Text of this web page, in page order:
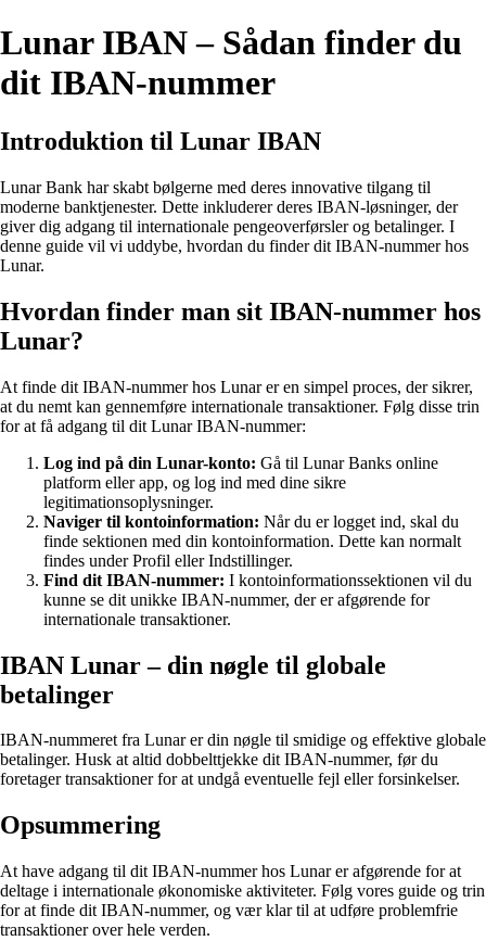
Lunar IBAN – Sådan finder du
dit IBAN-nummer
Introduktion til Lunar IBAN
Lunar Bank har skabt bølgerne med deres innovative tilgang til
moderne banktjenester. Dette inkluderer deres IBAN-løsninger, der
giver dig adgang til internationale pengeoverførsler og betalinger. I
denne guide vil vi uddybe, hvordan du finder dit IBAN-nummer hos
Lunar.
Hvordan finder man sit IBAN-nummer hos
Lunar?
At finde dit IBAN-nummer hos Lunar er en simpel proces, der sikrer,
at du nemt kan gennemføre internationale transaktioner. Følg disse trin
for at få adgang til dit Lunar IBAN-nummer:
Log ind på din Lunar-konto: Gå til Lunar Banks online
platform eller app, og log ind med dine sikre
legitimationsoplysninger.
Naviger til kontoinformation: Når du er logget ind, skal du
finde sektionen med din kontoinformation. Dette kan normalt
findes under Profil eller Indstillinger.
Find dit IBAN-nummer: I kontoinformationssektionen vil du
kunne se dit unikke IBAN-nummer, der er afgørende for
internationale transaktioner.
IBAN Lunar – din nøgle til globale
betalinger
IBAN-nummeret fra Lunar er din nøgle til smidige og effektive globale
betalinger. Husk at altid dobbelttjekke dit IBAN-nummer, før du
foretager transaktioner for at undgå eventuelle fejl eller forsinkelser.
Opsummering
At have adgang til dit IBAN-nummer hos Lunar er afgørende for at
deltage i internationale økonomiske aktiviteter. Følg vores guide og trin
for at finde dit IBAN-nummer, og vær klar til at udføre problemfrie
transaktioner over hele verden.